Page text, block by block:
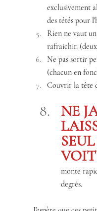
exclusivement
des tétés pour
Rien ne vaut
rafraichir.
Ne pas sortir
(chacun en
Couvrir la tête
NE
monte
degrés.